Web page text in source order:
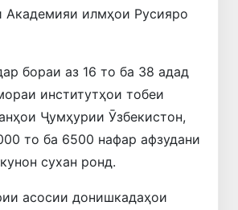
Академияи илмҳои Русияро
бораи аз 16 то ба 38 адад
институтҳои тобеи
Ҷумҳурии Ӯзбекистон,
то ба 6500 нафар афзудани
сухан ронд.
асосии донишкадаҳои